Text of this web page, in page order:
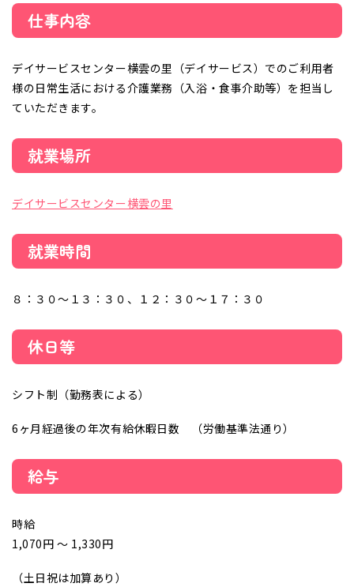
仕事内容
デイサービスセンター横雲の里（デイサービス）でのご利用者
様の日常生活における介護業務（入浴・食事介助等）を担当し
ていただきます。
就業場所
デイサービスセンター横雲の里
就業時間
８：３０～１３：３０、１２：３０～１７：３０
休日等
シフト制（勤務表による）
6ヶ月経過後の年次有給休暇日数 （労働基準法通り）
給与
時給
1,070円 〜 1,330円
（土日祝は加算あり）